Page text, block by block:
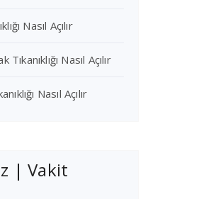
Nasıl Açılır
Nasıl Açılır
Nasıl Açılır
| Vakit